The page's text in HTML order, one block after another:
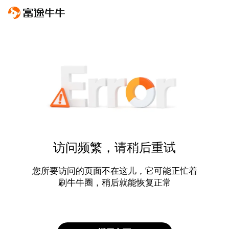
访问频繁，请稍后重试
您所要访问的页面不在这儿，它可能正忙着
刷牛牛圈，稍后就能恢复正常